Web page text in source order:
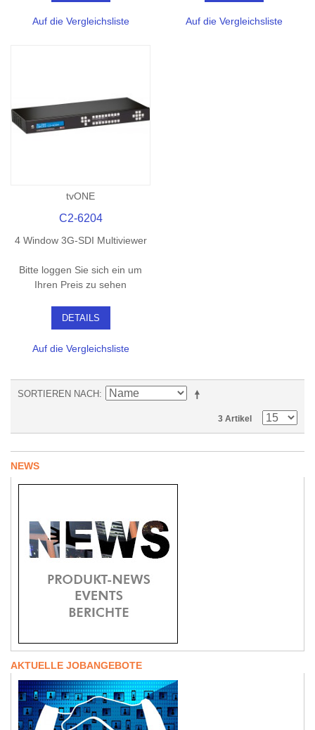
Auf die Vergleichsliste Auf die Vergleichsliste
tvONE
C2-6204
4 Window 3G-SDI Multiviewer
Bitte loggen Sie sich ein um
Ihren Preis zu sehen
DETAILS
Auf die Vergleichsliste
SORTIEREN NACH
3 Artikel
NEWS
AKTUELLE JOBANGEBOTE